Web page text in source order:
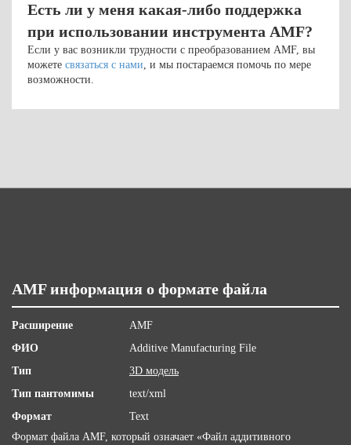
Есть ли у меня какая-либо поддержка
при использовании инструмента AMF?
Если у вас возникли трудности с преобразованием AMF, вы
можете связаться с нами, и мы постараемся помочь по мере
возможности.
AMF информация о формате файла
Расширение
AMF
ФИО
Additive Manufacturing File
Тип
3D модель
Тип пантомимы
text/xml
Формат
Text
Формат файла AMF, который означает «Файл аддитивного